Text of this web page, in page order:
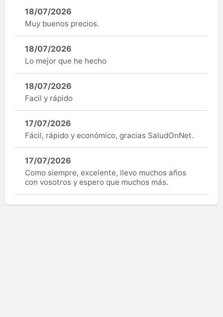
18/07/2026
Muy buenos precios.
18/07/2026
Lo mejor que he hecho
18/07/2026
Facil y rápido
17/07/2026
Fácil, rápido y económico, gracias SaludOnNet.
17/07/2026
Como siempre, excelente, llevo muchos años
con vosotros y espero que muchos más.